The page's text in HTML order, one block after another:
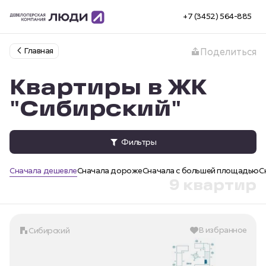
+7 (3452) 564-885
Главная Поделиться
Квартиры в ЖК
"Сибирский"
Фильтры
Сначала дешевлеСначала дорожеСначала с большей площадью
9 квартир
Сибирский В избранное